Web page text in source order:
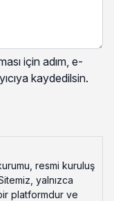
için adım, e-
kaydedilsin.
resmi kuruluş
yalnızca
platformdur ve